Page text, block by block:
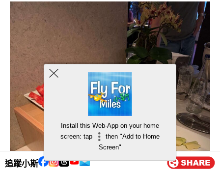
追蹤小斯
Install this Web-App on your home
screen: tap
then "Add to Home
Screen"